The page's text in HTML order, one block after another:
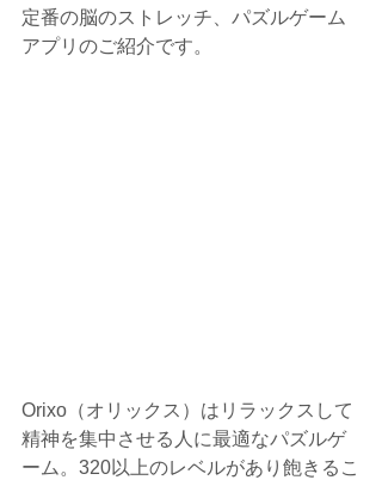
定番の脳のストレッチ、パズルゲーム
アプリのご紹介です。
Orixo（オリックス）はリラックスして
精神を集中させる人に最適なパズルゲ
ーム。320以上のレベルがあり飽きるこ